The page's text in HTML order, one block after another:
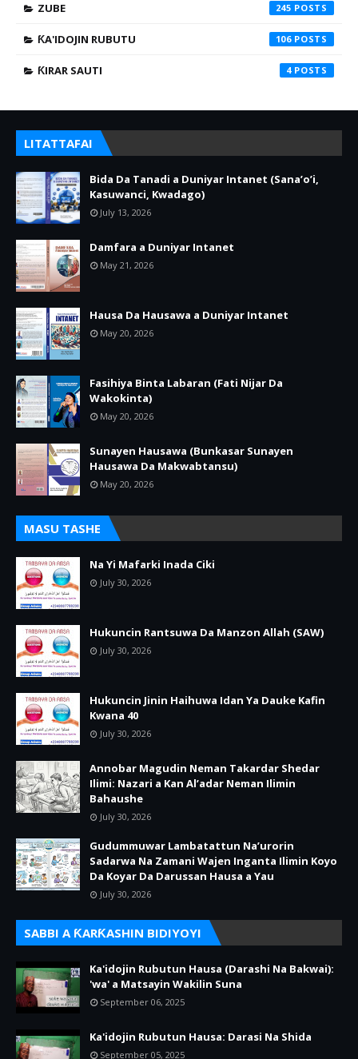
ZUBE 245
ƘA'IDOJIN RUBUTU 106
ƘIRAR SAUTI 4
LITATTAFAI
Bida Da Tanadi a Duniyar Intanet (Sana’o’i,
Kasuwanci, Kwadago)
July 13, 2026
Damfara a Duniyar Intanet
May 21, 2026
Hausa Da Hausawa a Duniyar Intanet
May 20, 2026
Fasihiya Binta Labaran (Fati Nijar Da
Wakokinta)
May 20, 2026
Sunayen Hausawa (Bunkasar Sunayen
Hausawa Da Makwabtansu)
May 20, 2026
MASU TASHE
Na Yi Mafarki Inada Ciki
July 30, 2026
Hukuncin Rantsuwa Da Manzon Allah (SAW)
July 30, 2026
Hukuncin Jinin Haihuwa Idan Ya Dauke Kafin
Kwana 40
July 30, 2026
Annobar Magudin Neman Takardar Shedar
Ilimi: Nazari a Kan Al’adar Neman Ilimin
Bahaushe
July 30, 2026
Gudummuwar Lambatattun Na’urorin
Sadarwa Na Zamani Wajen Inganta Ilimin Koyo
Da Koyar Da Darussan Hausa a Yau
July 30, 2026
SABBI A ƘARƘASHIN BIDIYOYI
Ka'idojin Rubutun Hausa (Darashi Na Bakwai):
'wa' a Matsayin Wakilin Suna
September 06, 2025
Ka'idojin Rubutun Hausa: Darasi Na Shida
September 05, 2025